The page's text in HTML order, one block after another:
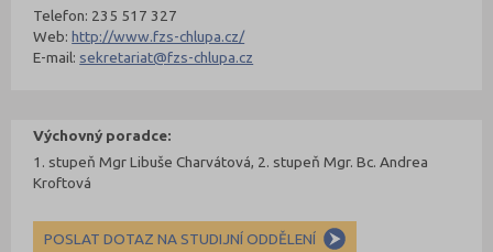
Telefon: 235 517 327
Web:http://www.fzs-chlupa.cz/
E-mail: sekretariat@fzs-chlupa.cz
Výchovný poradce:
1. stupeň Mgr Libuše Charvátová, 2. stupeň Mgr. Bc. Andrea
Kroftová
POSLAT DOTAZ NA STUDIJNÍ ODDĚLENÍ